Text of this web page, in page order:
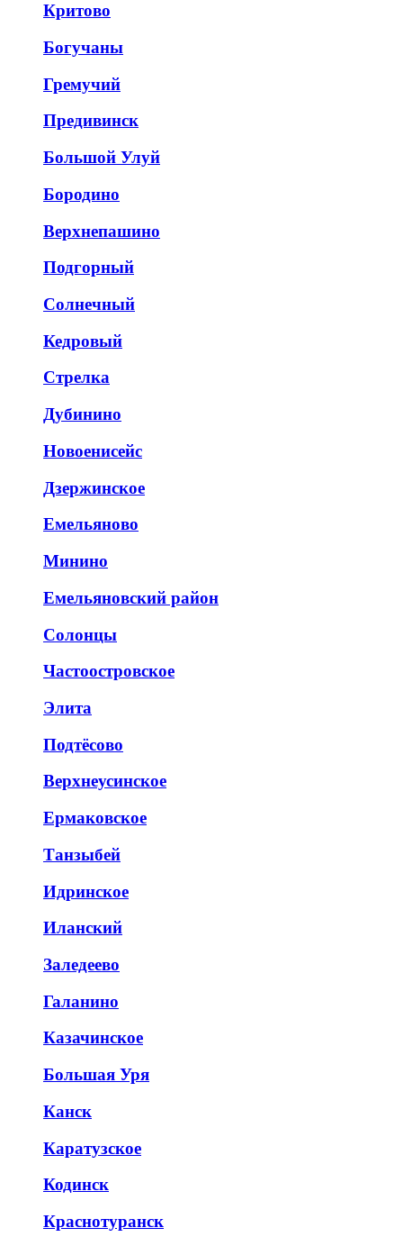
Критово
Богучаны
Гремучий
Предивинск
Большой Улуй
Бородино
Верхнепашино
Подгорный
Солнечный
Кедровый
Стрелка
Дубинино
Новоенисейс
Дзержинское
Емельяново
Минино
Емельяновский район
Солонцы
Частоостровское
Элита
Подтёсово
Верхнеусинское
Ермаковское
Танзыбей
Идринское
Иланский
Заледеево
Галанино
Казачинское
Большая Уря
Канск
Каратузское
Кодинск
Краснотуранск